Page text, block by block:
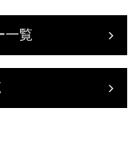
一覧